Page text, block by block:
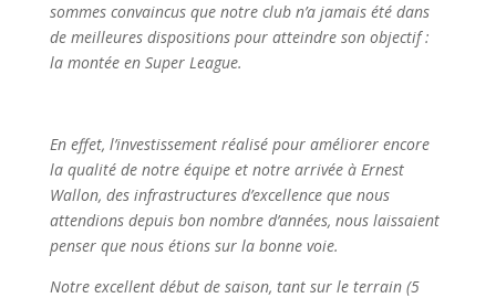
sommes convaincus que notre club n’a jamais été dans
de meilleures dispositions pour atteindre son objectif :
la montée en Super League.
En effet, l’investissement réalisé pour améliorer encore
la qualité de notre équipe et notre arrivée à Ernest
Wallon, des infrastructures d’excellence que nous
attendions depuis bon nombre d’années, nous laissaient
penser que nous étions sur la bonne voie.
Notre excellent début de saison, tant sur le terrain (5